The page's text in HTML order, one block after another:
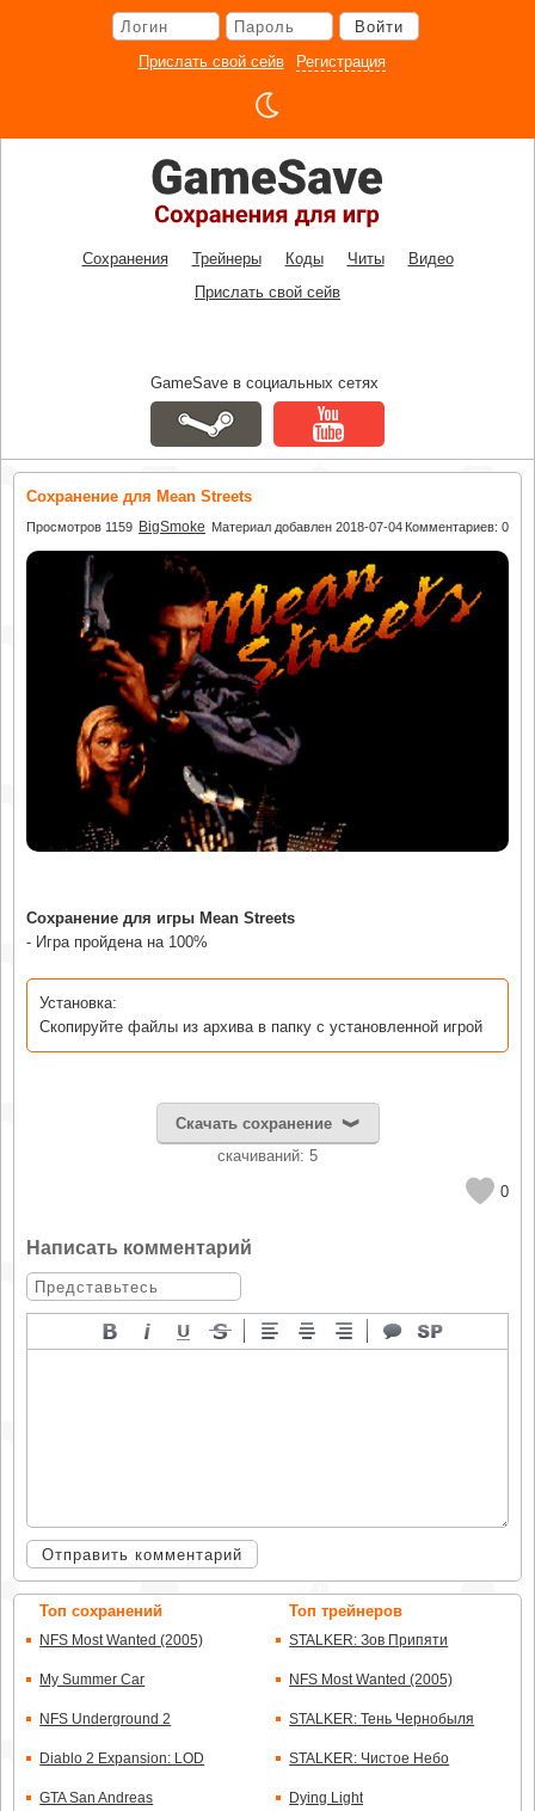
Войти
Прислать свой сейв
Регистрация
Сохранения Трейнеры Коды Читы
Видео
Прислать свой сейв
GameSave в социальных сетях
Топ сохранений
NFS Most Wanted (2005)
My Summer Car
NFS Underground 2
Diablo 2 Expansion: LOD
GTA San Andreas
Топ трейнеров
STALKER: Зов Припяти
NFS Most Wanted (2005)
STALKER: Тень Чернобыля
STALKER: Чистое Небо
Dying Light
Сохранение для Mean Streets
Просмотров 1159 BigSmoke Материал добавлен 2018-07-04 Комментариев: 0
Сохранение для игры Mean Streets
- Игра пройдена на 100%
Установка:
Скопируйте файлы из архива в папку с установленной игрой
Скачать сохранение
cкачиваний: 5
0
Написать комментарий
Отправить комментарий